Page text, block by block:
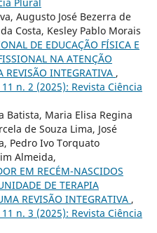
Augusto José Bezerra de
Costa, Kesley Pablo Morais
DE EDUCAÇÃO FÍSICA E
NA ATENÇÃO
REVISÃO INTEGRATIVA ,
n. 2 (2025): Revista Ciência
Batista, Maria Elisa Regina
de Souza Lima, José
Pedro Ivo Torquato
Almeida,
EM RECÉM-NASCIDOS
DE TERAPIA
REVISÃO INTEGRATIVA ,
n. 3 (2025): Revista Ciência